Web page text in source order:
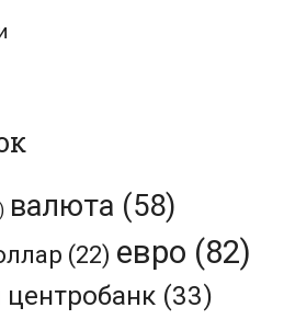
валюта (58)
(22) евро (82)
(33)